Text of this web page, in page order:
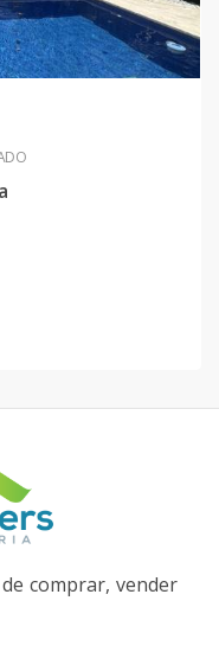
comprar, vender